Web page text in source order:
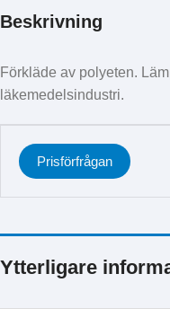
Beskrivning
Förkläde av polyeten.
läkemedelsindustri.
Prisförfrågan
Ytterligare